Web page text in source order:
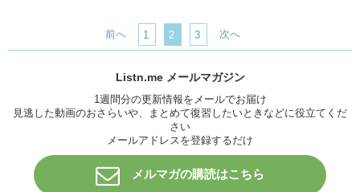
前へ 1 2 3 次へ
Listn.me メールマガジン
1週間分の更新情報をメールでお届け
見逃した動画のおさらいや、まとめて復習したいときなどに役立てくだ
さい
メールアドレスを登録するだけ
メルマガの購読はこちら